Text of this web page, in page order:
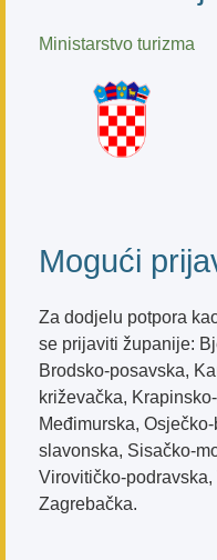
Ministarstvo turizma
Mogući
Za dodjelu potpora
se prijaviti županije:
Brodsko-posavska,
križevačka,
Međimurska,
slavonska, Sisačko-
Virovitičko-
Zagrebačka.